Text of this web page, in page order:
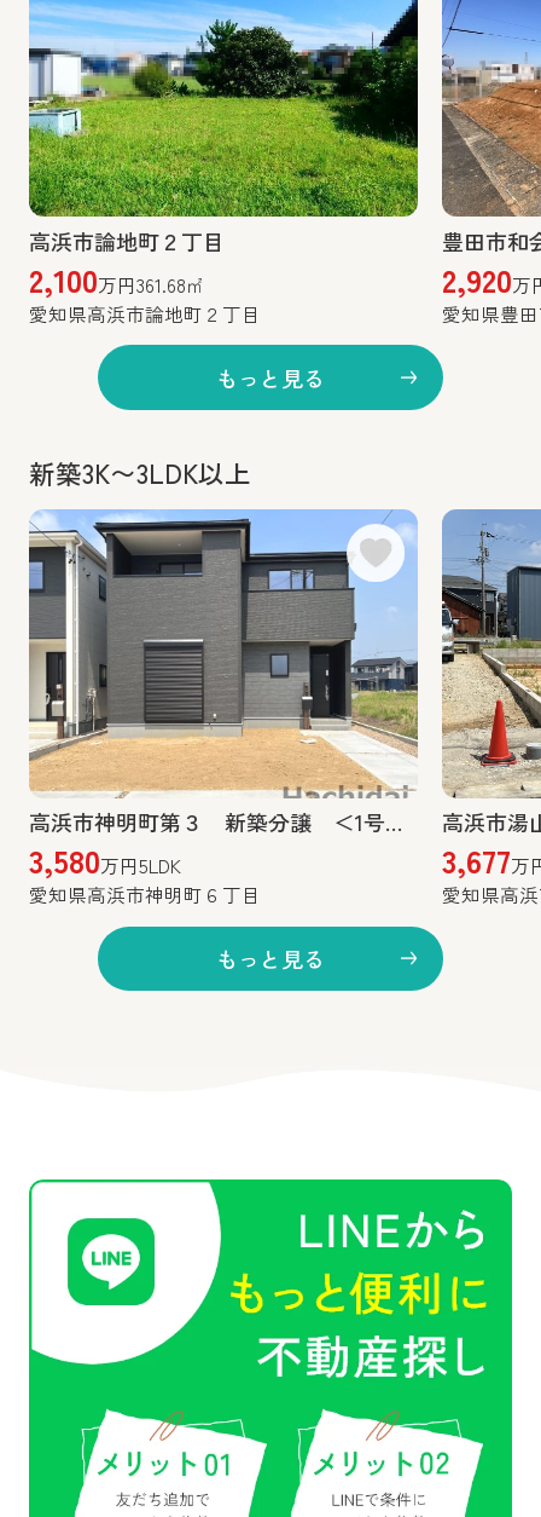
高浜市論地町２丁目
2,100万円361.68㎡
愛知県高浜市論地町２丁目
豊田市
2,920万
愛知県豊
もっと見る
新築3K〜3LDK以上
高浜市神明町第３ 新築分譲 ＜1号棟＞
3,580万円5LDK
愛知県高浜市神明町６丁目
高浜市湯
3,677万
愛知県高
もっと見る